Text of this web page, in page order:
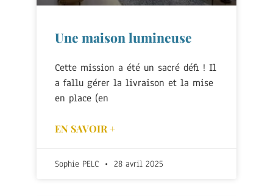
Une maison lumineuse
Cette mission a été un sacré défi ! Il
a fallu gérer la livraison et la mise
en place (en
EN SAVOIR +
Sophie PELC 28 avril 2025